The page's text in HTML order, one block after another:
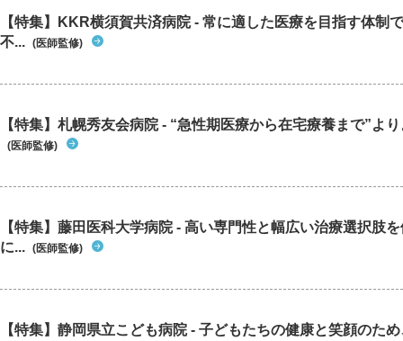
【特集】KKR横須賀共済病院 - 常に適した医療を目指す体制
不... (医師監修)
【特集】札幌秀友会病院 - “急性期医療から在宅療養まで”よ
(医師監修)
【特集】藤田医科大学病院 - 高い専門性と幅広い治療選択肢
に... (医師監修)
【特集】静岡県立こども病院 - 子どもたちの健康と笑顔のた